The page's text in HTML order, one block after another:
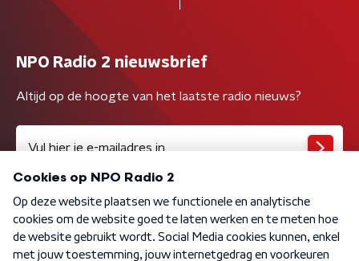
NPO Radio 2 nieuwsbrief
Altijd op de hoogte van het laatste radio nieuws?
Algemene voorwaarden